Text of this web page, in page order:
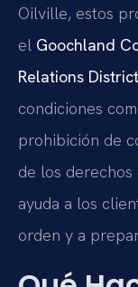
Oilville, estos
el Goochland
Relations
condiciones
prohibición de
de los derechos
ayuda a los
orden y a